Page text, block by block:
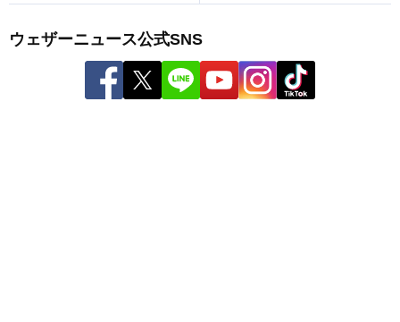
ウェザーニュース公式SNS